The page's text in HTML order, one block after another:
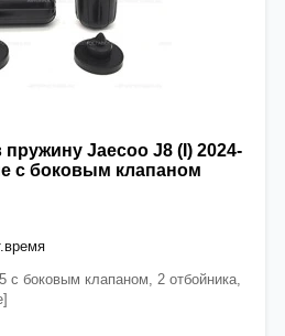
Jaecoo J8 (I) 2024-
с боковым клапаном
с боковым клапаном, 2 отбойника,